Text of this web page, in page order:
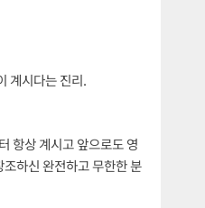
계시다는 진리.
항상 계시고 앞으로도 영
하신 완전하고 무한한 분